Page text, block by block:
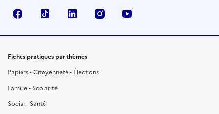
FacebookTikTok LinkedIn Instagram
Fiches pratiques par thèmes
Papiers - Citoyenneté - Élections
Famille - Scolarité
Social - Santé